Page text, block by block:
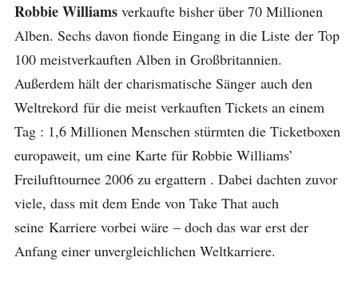
Robbie Williamsverkaufte bisher über 70 Millionen
Alben. Sechs davon fionde Eingang in die Liste der Top
100 meistverkauften Alben in Großbritannien.
Außerdem hält der charismatische Sänger auch den
Weltrekord für die meist verkauften Tickets an einem
Tag : 1,6 Millionen Menschen stürmten die Ticketboxen
europaweit, um eine Karte für Robbie Williams’
Freilufttournee 2006 zu ergattern . Dabei dachten zuvor
viele, dass mit dem Ende von Take That auch
seine Karriere vorbei wäre – doch das war erst der
Anfang einer unvergleichlichen Weltkarriere.